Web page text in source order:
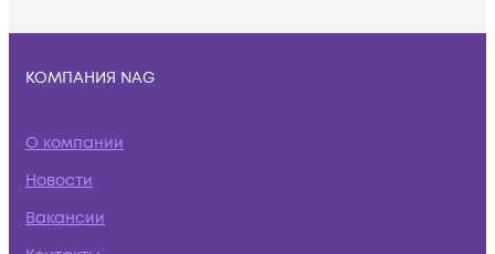
КОМПАНИЯ NAG
О компании
Новости
Вакансии